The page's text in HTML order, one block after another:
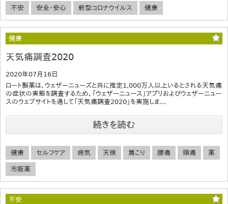
不安 安全・安心 新型コロナウイルス 健康
健康
天気痛調査2020
2020年07月16日
ロート製薬は、ウェザーニューズと共に推定1,000万人以上いるとされる天気痛
の症状の実態を調査するため、「ウェザーニュース」アプリおよびウェザーニュー
スのウェブサイトを通して「天気痛調査2020」を実施しま...
続きを読む
健康 セルフケア 病気 天候 肩こり 腰痛 頭痛 薬
市販薬
不安